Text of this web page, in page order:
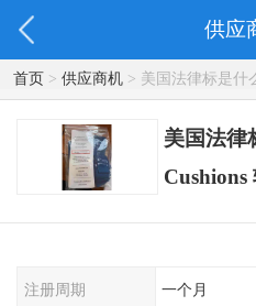
供应
首页> 供应商机> 美国法律标是什
一注册号
美国法律
注册周期 一个月